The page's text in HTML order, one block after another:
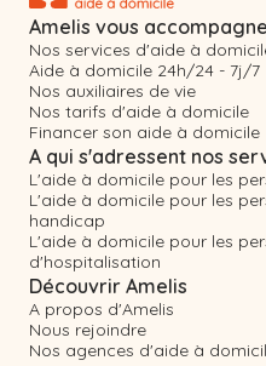
Amelis vous accompagne
Nos services d'aide à
Aide à domicile 24h/24 - 7j/7
Nos auxiliaires de vie
Nos tarifs d'aide à domicile
Financer son aide à domicile
A qui s'adressent nos
L'aide à domicile pour les
L'aide à domicile pour les
handicap
L'aide à domicile pour les
d'hospitalisation
Découvrir Amelis
A propos d'Amelis
Nous rejoindre
Nos agences d'aide à